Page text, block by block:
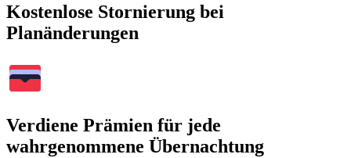
Kostenlose Stornierung bei
Planänderungen
Verdiene Prämien für jede
wahrgenommene Übernachtung